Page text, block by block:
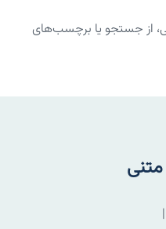
از جستجو یا برچسب‌های
|